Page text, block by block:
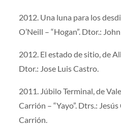
2012. Una luna para los
O’Neill – “Hogan”. Dtor.:
2012. El estado de sitio, de
Dtor.: Jose Luis Castro.
2011. Júbilo Terminal, de
Carrión – “Yayo”. Dtrs.:
Carrión.